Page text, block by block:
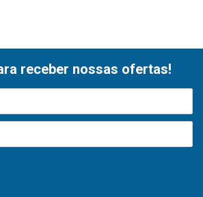
receber nossas ofertas!